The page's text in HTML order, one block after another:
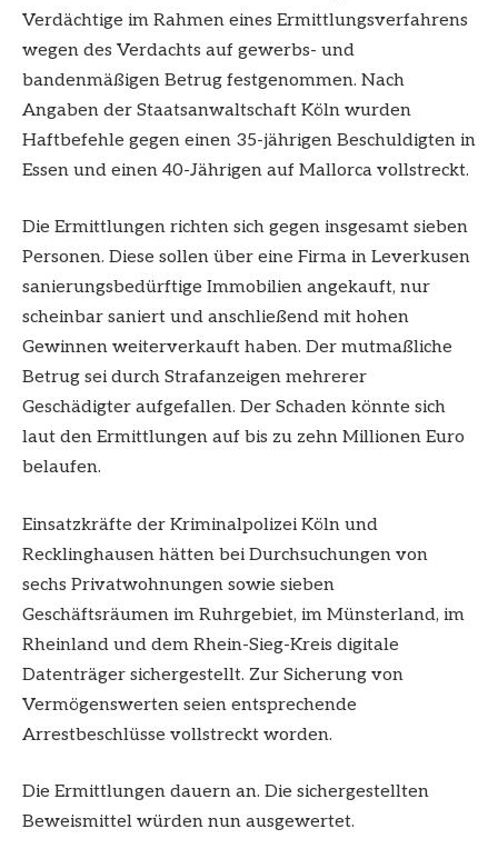
Verdächtige im Rahmen eines Ermittlungsverfahrens
wegen des Verdachts auf gewerbs- und
bandenmäßigen Betrug festgenommen. Nach
Angaben der Staatsanwaltschaft Köln wurden
Haftbefehle gegen einen 35-jährigen Beschuldigten in
Essen und einen 40-Jährigen auf Mallorca vollstreckt.
Die Ermittlungen richten sich gegen insgesamt sieben
Personen. Diese sollen über eine Firma in Leverkusen
sanierungsbedürftige Immobilien angekauft, nur
scheinbar saniert und anschließend mit hohen
Gewinnen weiterverkauft haben. Der mutmaßliche
Betrug sei durch Strafanzeigen mehrerer
Geschädigter aufgefallen. Der Schaden könnte sich
laut den Ermittlungen auf bis zu zehn Millionen Euro
belaufen.
Einsatzkräfte der Kriminalpolizei Köln und
Recklinghausen hätten bei Durchsuchungen von
sechs Privatwohnungen sowie sieben
Geschäftsräumen im Ruhrgebiet, im Münsterland, im
Rheinland und dem Rhein-Sieg-Kreis digitale
Datenträger sichergestellt. Zur Sicherung von
Vermögenswerten seien entsprechende
Arrestbeschlüsse vollstreckt worden.
Die Ermittlungen dauern an. Die sichergestellten
Beweismittel würden nun ausgewertet.